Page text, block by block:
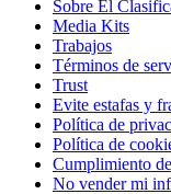
Sobre El
Media Kits
Trabajos
Términos de
Trust
Evite estafas y
Política de
Política de
Cumplimiento
No vender mi